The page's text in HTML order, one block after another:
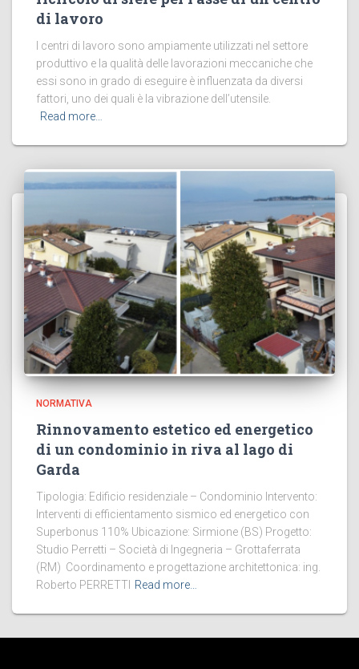
di lavoro
I centri di lavoro sono ampiamente utilizzati nel settore
produttivo e la qualità delle lavorazioni meccaniche che
essi sono in grado di eseguire è influenzata da diversi
fattori, uno dei quali è la vibrazione dell’utensile.
Read more…
NORMATIVA
Rinnovamento estetico ed energetico
di un condominio in riva al lago di
Garda
Tipologia: Edificio residenziale – Condominio Intervento:
Interventi di efficientamento sismico ed energetico con
Superbonus 110% Ubicazione: Sirmione (BS) Progetto:
Studio Perretti – Società di Ingegneria – Grottaferrata
(RM) Coordinamento e progettazione architettonica: ing.
Roberto PERRETTI Read more…